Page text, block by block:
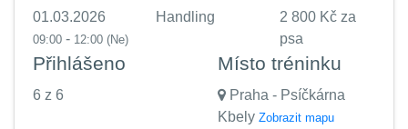
01.03.2026
09:00 - 12:00 (Ne)
Handling
2 800 Kč za
psa
Přihlášeno
6 z 6
Místo tréninku
Praha - Psíčkárna
Kbely Zobrazit mapu